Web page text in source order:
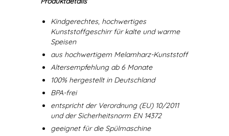
Kindgerechtes, hochwertiges
Kunststoffgeschirr für kalte und warme
Speisen
aus hochwertigem Melamharz-Kunststoff
Altersempfehlung ab 6 Monate
100% hergestellt in Deutschland
BPA-frei
entspricht der Verordnung (EU) 10/2011
und der Sicherheitsnorm EN 14372
geeignet für die Spülmaschine